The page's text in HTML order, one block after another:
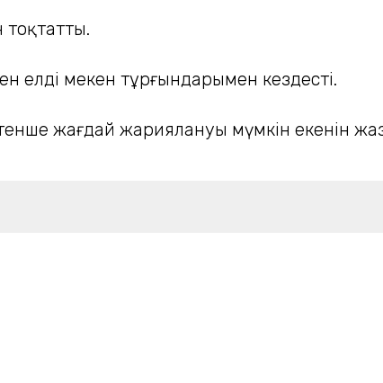
елді мекен тұрғындарымен кездесті.
жағдай жариялануы мүмкін екенін